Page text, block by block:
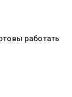
работать